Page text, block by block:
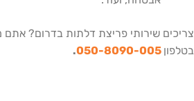
שירותי פריצת דלתות בדרום? אתם
050-8090-005
.